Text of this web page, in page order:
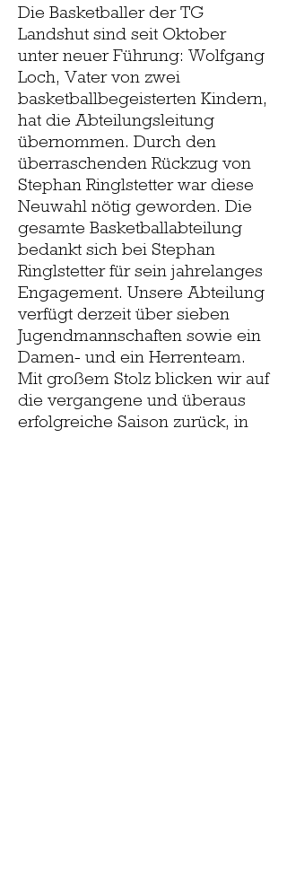
Die Basketballer der TG
Landshut sind seit Oktober
unter neuer Führung: Wolfgang
Loch, Vater von zwei
basketballbegeisterten Kindern,
hat die Abteilungsleitung
übernommen. Durch den
überraschenden Rückzug von
Stephan Ringlstetter war diese
Neuwahl nötig geworden. Die
gesamte Basketballabteilung
bedankt sich bei Stephan
Ringlstetter für sein jahrelanges
Engagement. Unsere Abteilung
verfügt derzeit über sieben
Jugendmannschaften sowie ein
Damen- und ein Herrenteam.
Mit großem Stolz blicken wir auf
die vergangene und überaus
erfolgreiche Saison zurück, in